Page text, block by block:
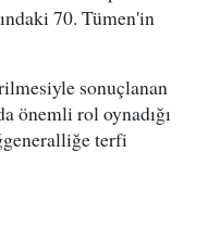
70. Tümen'in
sonuçlanan
önemli rol oynadığı
terfi